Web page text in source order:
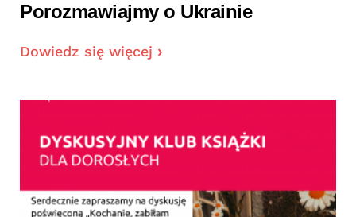
Porozmawiajmy o Ukrainie
Dowiedz się więcej